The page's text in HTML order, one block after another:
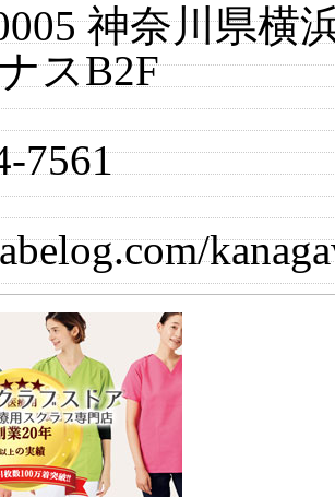
神奈川県横
スB2F
7561